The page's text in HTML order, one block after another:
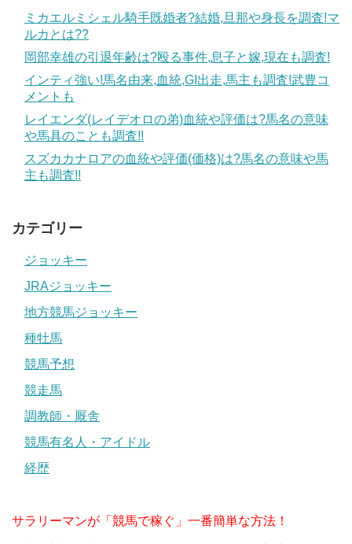
ミカエルミシェル騎手既婚者?結婚,旦那や身長を調査!マ
ルカとは??
岡部幸雄の引退年齢は?殴る事件,息子と嫁,現在も調査!
インティ強い!馬名由来,血統,GI出走,馬主も調査!武豊コ
メントも
レイエンダ(レイデオロの弟)血統や評価は?馬名の意味
や馬具のことも調査!!
スズカカナロアの血統や評価(価格)は?馬名の意味や馬
主も調査!!
カテゴリー
ジョッキー
JRAジョッキー
地方競馬ジョッキー
種牡馬
競馬予想
競走馬
調教師・厩舎
競馬有名人・アイドル
経歴
サラリーマンが「競馬で稼ぐ」一番簡単な方法！